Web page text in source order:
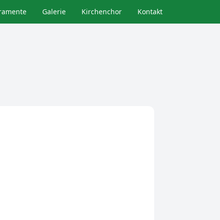
Galerie Kirchenchor Kontakt